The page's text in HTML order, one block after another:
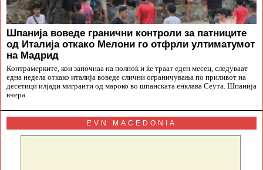
Шпанија воведе гранични контроли за патниците
од Италија откако Мелони го отфрли ултиматумот
на Мадрид
Контрамерките, кои започнаа на полноќ и ќе траат еден месец, следуваат
една недела откако италија воведе слични ограничувања по приливот на
десетици илјади мигранти од мароко во шпанската енклава Сеута. Шпанија
вчера
EVN MACEDONIA